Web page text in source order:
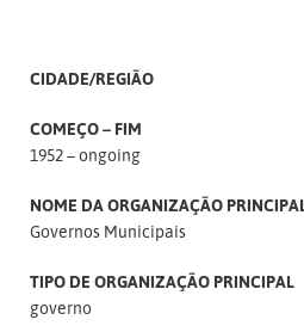
CIDADE/REGIÃO
COMEÇO – FIM
1952 – ongoing
NOME DA ORGANIZAÇÃO
Governos Municipais
TIPO DE ORGANIZAÇÃO PRINCIPAL
governo